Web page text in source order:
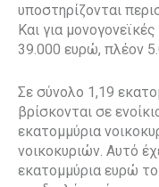
υποστηρίζονται
Και για
39.000 ευρώ, πλέον
Σε σύνολο 1,19
βρίσκονται σε
εκατομμύρια
νοικοκυριών. Αυτό
εκατομμύρια ευρώ